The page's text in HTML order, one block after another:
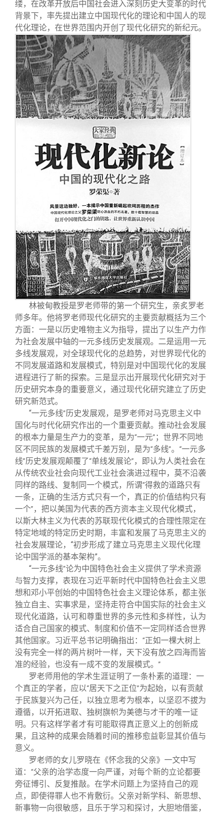
缕，在改革开放后中国社会进入深刻历史大变革的时代
背景下，率先提出建立中国现代化的理论和中国人的现
代化理论，在世界范围内开创了现代化研究的新纪元。
林被甸教授是罗老师带的第一个研究生，亲炙罗老
师多年。他将罗老师现代化研究的主要贡献概括为三个
方面：一是以历史唯物主义为指导，提出了以生产力作
为社会发展中轴的一元多线历史发展观。二是运用一元
多线发展观，对全球现代化的总趋势，对世界现代化的
不同发展道路和发展模式，特别是对中国现代化的发展
进程进行了新的探索。三是显示出开展现代化研究对于
历史研究本身的重要意义，通过现代化研究建立了历史
研究新范式。
“一元多线”历史发展观，是罗老师对马克思主义中
国化与时代化研究作出的一个重要贡献。推动社会发展
的根本力量是生产力的变革，是为“一元” ；世界不同地
区不同民族的发展模式千差万别，是为“多线”。 “一元多
线”历史发展观颠覆了“单线发展论” ，即认为人类社会在
从传统农业社会向现代工业社会演进过程中，莫不沿袭
同样的路线、复制同一个模式，所谓“得救的道路只有
一条，正确的生活方式只有一个，真正的价值结构只有
一个” ，把以美国为代表的西方资本主义现代化模式，
以斯大林主义为代表的苏联现代化模式的合理性限定在
特定地域的特定历史时期，丰富和发展了马克思主义的
社会发展理论，“初步形成了建立马克思主义现代化理
论中国学派的基本架构”。
“一元多线”论为中国特色社会主义提供了学术资源
与智力支撑，表现在习近平新时代中国特色社会主义思
想和邓小平创始的中国特色社会主义理论体系，都主张
独立自主、实事求是，坚持走符合中国实际的社会主义
现代化道路，认可和尊重世界的多元性和多样性，认为
适合自己国家的模式、制度和价值不一定同样适合世界
其他国家。习近平总书记明确指出： “正如一棵大树上
没有完全一样的两片树叶一样，天下没有放之四海而皆
准的经验，也没有一成不变的发展模式。 ”
罗老师用他的学术生涯证明了一条朴素的道理：一
个真正的学者，应以“居天下之正位”为起始，以有贡献
于民族复兴为己任，以独立思考为根本，以坚忍不拔为
遵循，以开拓进取、独树旗帜为美德与才干的唯一证
明。只有这样学者才有可能取得真正意义上的创新成
果，且这种的成果会随着时间的推移愈益彰显其价值与
意义。
罗老师的女儿罗晓在《怀念我的父亲》一文中写
道： “父亲的治学态度一向严谨，对每个新的立论都要
旁征博引、反复推敲。在学术问题上为坚持自己的观
点，即使得罪人也不肯敷衍。父亲对新学科、新思想、
新事物一向很敏感，且乐于学习和探讨，大胆地借鉴，